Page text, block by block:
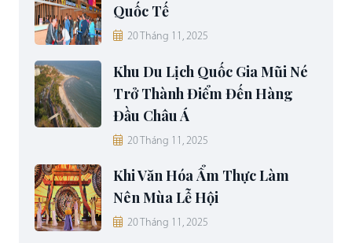
Quốc Tế
20 Tháng 11, 2025
Khu Du Lịch Quốc Gia Mũi Né
Trở Thành Điểm Đến Hàng
Đầu Châu Á
20 Tháng 11, 2025
Khi Văn Hóa Ẩm Thực Làm
Nên Mùa Lễ Hội
20 Tháng 11, 2025